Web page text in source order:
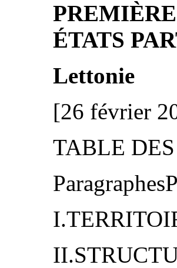
ÉTATS
Lettonie
[26 février
TABLE